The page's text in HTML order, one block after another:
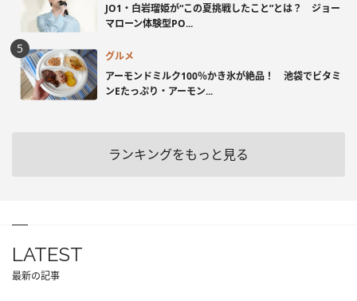
JO1・白岩瑠姫が“この夏挑戦したこと”とは？ ジョー
マローン体験型PO...
グルメ
アーモンドミルク100％かき氷が絶品！ 池袋でビタミ
ンEたっぷり・アーモン...
ランキングをもっと見る
LATEST
最新の記事